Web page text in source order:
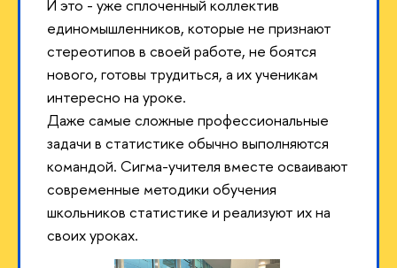
И это - уже сплоченный коллектив
единомышленников, которые не признают
стереотипов в своей работе, не боятся
нового, готовы трудиться, а их ученикам
интересно на уроке.
Даже самые сложные профессиональные
задачи в статистике обычно выполняются
командой. Сигма-учителя вместе осваивают
современные методики обучения
школьников статистике и реализуют их на
своих уроках.